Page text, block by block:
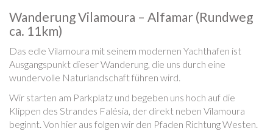
Wanderung Vilamoura – Alfamar (Rundweg
ca. 11km)
Das edle Vilamoura mit seinem modernen Yachthafen ist
Ausgangspunkt dieser Wanderung, die uns durch eine
wundervolle Naturlandschaft führen wird.
Wir starten am Parkplatz und begeben uns hoch auf die
Klippen des Strandes Falésia, der direkt neben Vilamoura
beginnt. Von hier aus folgen wir den Pfaden Richtung Westen.